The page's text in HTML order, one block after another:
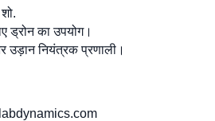
ड्रोन का उपयोग।
उड़ान नियंत्रक प्रणाली।